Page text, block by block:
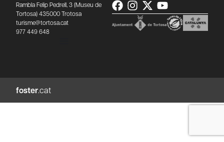
Rambla Felip Pedrell, 3 (Museu de
Tortosa) 435000 Trotosa
turisme@tortosa.cat
977 449 648
foster.cat